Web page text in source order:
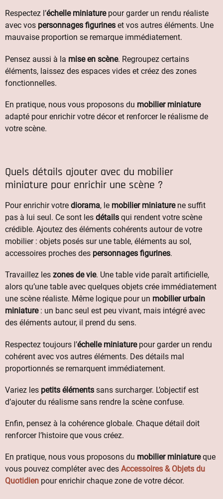
Respectez l’échelle miniaturepour garder un rendu réaliste
avec vos personnages figurines et vos autres éléments. Une
mauvaise proportion se remarque immédiatement.
Pensez aussi à la mise en scène. Regroupez certains
éléments, laissez des espaces vides et créez des zones
fonctionnelles.
En pratique, nous vous proposons du mobilier miniature
adapté pour enrichir votre décor et renforcer le réalisme de
votre scène.
Quels détails ajouter avec du mobilier
miniature pour enrichir une scène ?
Pour enrichir votre diorama, le mobilier miniaturene suffit
pas à lui seul. Ce sont les détails qui rendent votre scène
crédible. Ajoutez des éléments cohérents autour de votre
mobilier : objets posés sur une table, éléments au sol,
accessoires proches des personnages figurines.
Travaillez les zones de vie. Une table vide paraît artificielle,
alors qu’une table avec quelques objets crée immédiatement
une scène réaliste. Même logique pour un mobilier urbain
miniature: un banc seul est peu vivant, mais intégré avec
des éléments autour, il prend du sens.
Respectez toujours l’échelle miniaturepour garder un rendu
cohérent avec vos autres éléments. Des détails mal
proportionnés se remarquent immédiatement.
Variez les petits éléments sans surcharger. L’objectif est
d’ajouter du réalisme sans rendre la scène confuse.
Enfin, pensez à la cohérence globale. Chaque détail doit
renforcer l’histoire que vous créez.
En pratique, nous vous proposons du mobilier miniatureque
vous pouvez compléter avec des Accessoires & Objets du
Quotidien pour enrichir chaque zone de votre décor.